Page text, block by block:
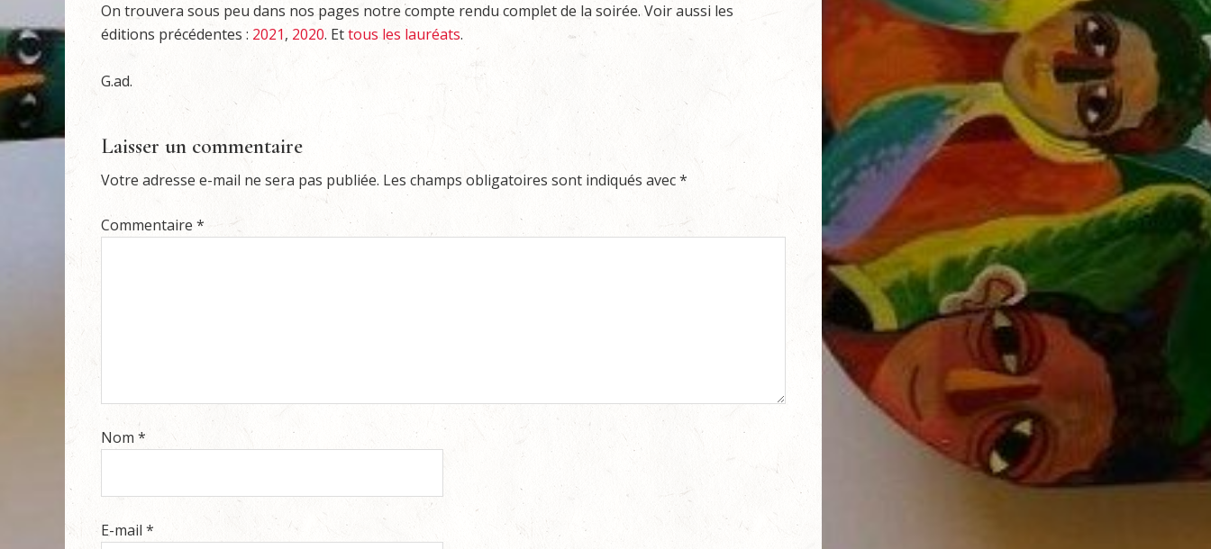
On trouvera sous peu dans nos pages notre compte rendu complet de la soirée. Voir aussi les
éditions précédentes : 2021, 2020. Ettous les lauréats.
G.ad.
Laisser un commentaire
Votre adresse e-mail ne sera pas publiée. Les champs obligatoires sont indiqués avec*
Commentaire *
Nom *
E-mail *